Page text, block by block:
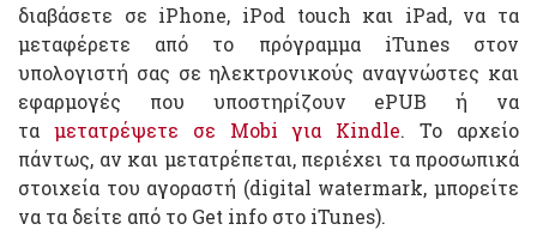
διαβάσετε σε iPhone, iPod touch και iPad, να τα
μεταφέρετε από το πρόγραμμα iTunes στον
υπολογιστή σας σε ηλεκτρονικούς αναγνώστες και
εφαρμογές που υποστηρίζουν ePUB ή να
τα μετατρέψετε σε Mobi για Kindle. Το αρχείο
πάντως, αν και μετατρέπεται, περιέχει τα προσωπικά
στοιχεία του αγοραστή (digital watermark, μπορείτε
να τα δείτε από το Get info στο iTunes).